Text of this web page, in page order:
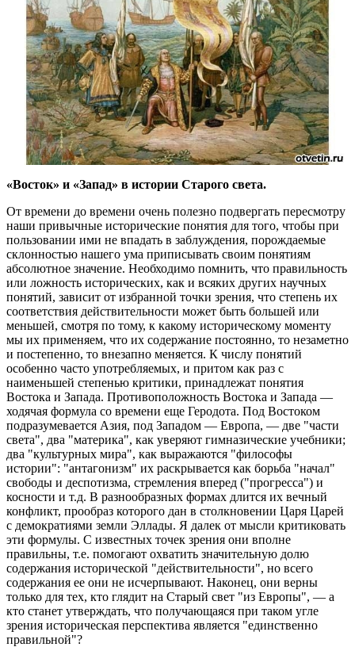
«Восток» и «Запад» в истории Старого света.
От времени до времени очень полезно подвергать пересмотру
наши привычные исторические понятия для того, чтобы при
пользовании ими не впадать в заблуждения, порождаемые
склонностью нашего ума приписывать своим понятиям
абсолютное значение. Необходимо помнить, что правильность
или ложность исторических, как и всяких других научных
понятий, зависит от избранной точки зрения, что степень их
соответствия действительности может быть большей или
меньшей, смотря по тому, к какому историческому моменту
мы их применяем, что их содержание постоянно, то незаметно
и постепенно, то внезапно меняется. К числу понятий
особенно часто употребляемых, и притом как раз с
наименьшей степенью критики, принадлежат понятия
Востока и Запада. Противоположность Востока и Запада —
ходячая формула со времени еще Геродота. Под Востоком
подразумевается Азия, под Западом — Европа, — две "части
света", два "материка", как уверяют гимназические учебники;
два "культурных мира", как выражаются "философы
истории": "антагонизм" их раскрывается как борьба "начал"
свободы и деспотизма, стремления вперед ("прогресса") и
косности и т.д. В разнообразных формах длится их вечный
конфликт, прообраз которого дан в столкновении Царя Царей
с демократиями земли Эллады. Я далек от мысли критиковать
эти формулы. С известных точек зрения они вполне
правильны, т.е. помогают охватить значительную долю
содержания исторической "действительности", но всего
содержания ее они не исчерпывают. Наконец, они верны
только для тех, кто глядит на Старый свет "из Европы", — а
кто станет утверждать, что получающаяся при таком угле
зрения историческая перспектива является "единственно
правильной"?